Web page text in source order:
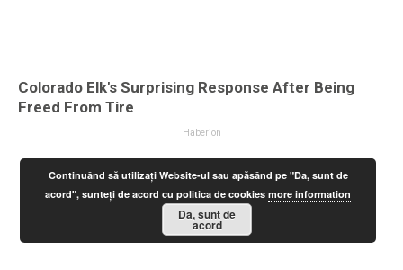
Continuând să utilizați Website-ul sau apăsând pe "Da, sunt de
acord", sunteți de acord cu politica de cookiesmore information
Da, sunt de
acord